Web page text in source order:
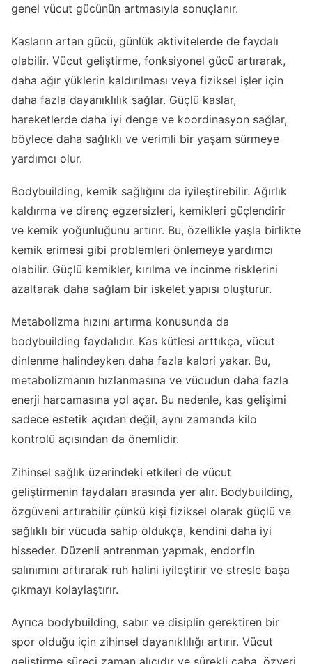
genel vücut gücünün artmasıyla sonuçlanır.
Kasların artan gücü, günlük aktivitelerde de faydalı
olabilir. Vücut geliştirme, fonksiyonel gücü artırarak,
daha ağır yüklerin kaldırılması veya fiziksel işler için
daha fazla dayanıklılık sağlar. Güçlü kaslar,
hareketlerde daha iyi denge ve koordinasyon sağlar,
böylece daha sağlıklı ve verimli bir yaşam sürmeye
yardımcı olur.
Bodybuilding, kemik sağlığını da iyileştirebilir. Ağırlık
kaldırma ve direnç egzersizleri, kemikleri güçlendirir
ve kemik yoğunluğunu artırır. Bu, özellikle yaşla birlikte
kemik erimesi gibi problemleri önlemeye yardımcı
olabilir. Güçlü kemikler, kırılma ve incinme risklerini
azaltarak daha sağlam bir iskelet yapısı oluşturur.
Metabolizma hızını artırma konusunda da
bodybuilding faydalıdır. Kas kütlesi arttıkça, vücut
dinlenme halindeyken daha fazla kalori yakar. Bu,
metabolizmanın hızlanmasına ve vücudun daha fazla
enerji harcamasına yol açar. Bu nedenle, kas gelişimi
sadece estetik açıdan değil, aynı zamanda kilo
kontrolü açısından da önemlidir.
Zihinsel sağlık üzerindeki etkileri de vücut
geliştirmenin faydaları arasında yer alır. Bodybuilding,
özgüveni artırabilir çünkü kişi fiziksel olarak güçlü ve
sağlıklı bir vücuda sahip oldukça, kendini daha iyi
hisseder. Düzenli antrenman yapmak, endorfin
salınımını artırarak ruh halini iyileştirir ve stresle başa
çıkmayı kolaylaştırır.
Ayrıca bodybuilding, sabır ve disiplin gerektiren bir
spor olduğu için zihinsel dayanıklılığı artırır. Vücut
geliştirme süreci zaman alıcıdır ve sürekli çaba, özveri